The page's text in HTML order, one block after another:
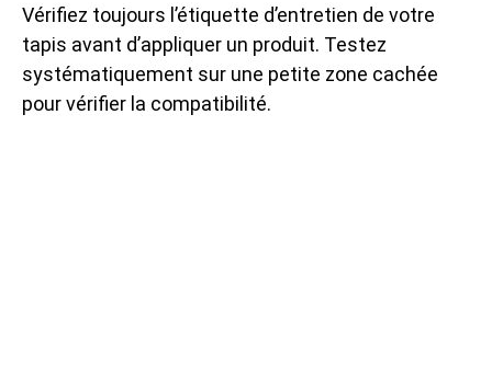
Vérifiez toujours l’étiquette d’entretien de votre
tapis avant d’appliquer un produit. Testez
systématiquement sur une petite zone cachée
pour vérifier la compatibilité.